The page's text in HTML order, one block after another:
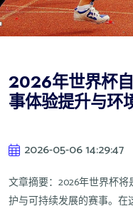
2026年世界杯
事体验提升与环
2026-05-06 14:29:47
文章摘要：2026年世界杯
护与可持续发展的赛事。